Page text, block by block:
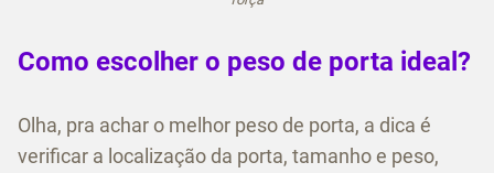
Como escolher o peso de porta ideal?
Olha, pra achar o melhor peso de porta, a dica é
verificar a localização da porta, tamanho e peso,